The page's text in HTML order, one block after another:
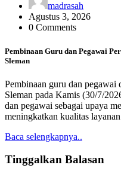
madrasah
Agustus 3, 2026
0 Comments
Pembinaan Guru dan Pegawai
Sleman
Pembinaan guru dan pegawai
Sleman pada Kamis (30/7/
dan pegawai sebagai upaya
meningkatkan kualitas
Baca selengkapnya..
Tinggalkan Balasan